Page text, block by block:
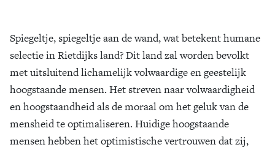
Zoek
Spiegeltje, spiegeltje aan de wand, wat betekent humane
selectie in Rietdijks land? Dit land zal worden bevolkt
met uitsluitend lichamelijk volwaardige en geestelijk
hoogstaande mensen. Het streven naar volwaardigheid
en hoogstaandheid als de moraal om het geluk van de
mensheid te optimaliseren. Huidige hoogstaande
mensen hebben het optimistische vertrouwen dat zij,